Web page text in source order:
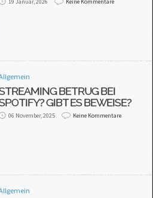
19 Januar, 2026 Keine Kommentare
BETRUG BEI
GIBT ES BEWEISE?
06 November, 2025 Keine Kommentare